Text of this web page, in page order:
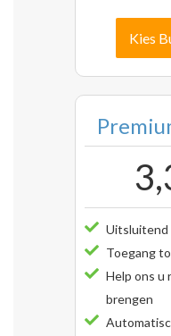
Kies
Uitsluitend
Toegang
Help ons u
brengen